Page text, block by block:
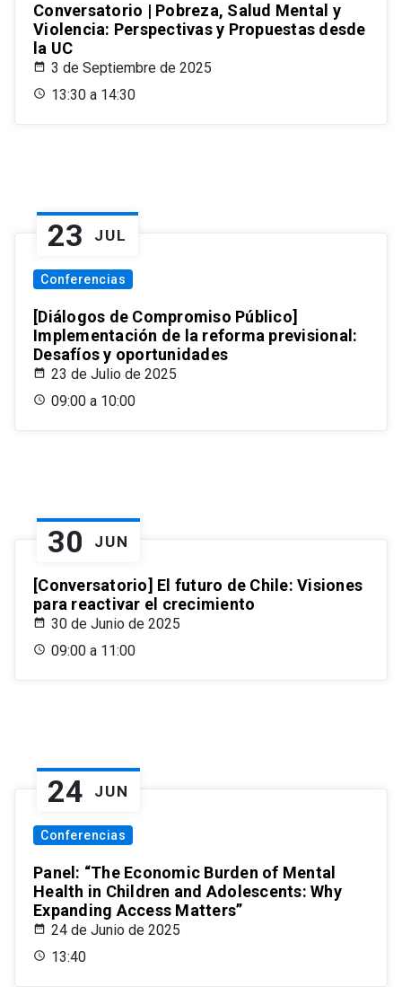
Conversatorio | Pobreza, Salud Mental y
Violencia: Perspectivas y Propuestas desde
la UC
3 de Septiembre de 2025
13:30 a 14:30
23 JUL
Conferencias
[Diálogos de Compromiso Público]
Implementación de la reforma previsional:
Desafíos y oportunidades
23 de Julio de 2025
09:00 a 10:00
30 JUN
[Conversatorio] El futuro de Chile: Visiones
para reactivar el crecimiento
30 de Junio de 2025
09:00 a 11:00
24 JUN
Conferencias
Panel: “The Economic Burden of Mental
Health in Children and Adolescents: Why
Expanding Access Matters”
24 de Junio de 2025
13:40